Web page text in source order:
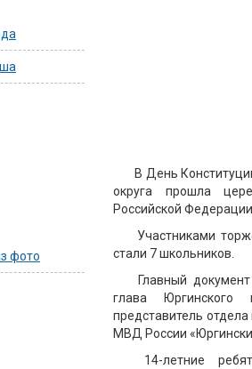
фото
В День
округа прошла
Российской Федерации.
Участниками
стали 7 школьников.
Главный
глава
представитель
МВД России
14-летние